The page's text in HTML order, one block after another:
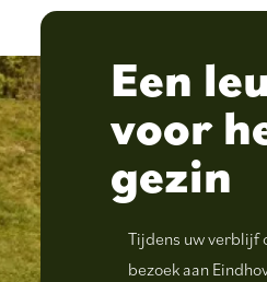
Een
voor
gezin
Tijdens uw verblijf
bezoek aan